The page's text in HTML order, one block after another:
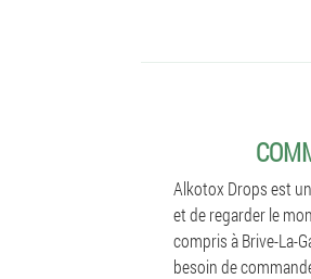
Alkotox Drops est
et de regarder le
compris à Brive-La-
besoin de